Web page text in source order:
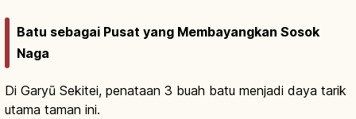
Batu sebagai Pusat yang Membayangkan Sosok
Naga
Di Garyū Sekitei, penataan 3 buah batu menjadi daya tarik
utama taman ini.